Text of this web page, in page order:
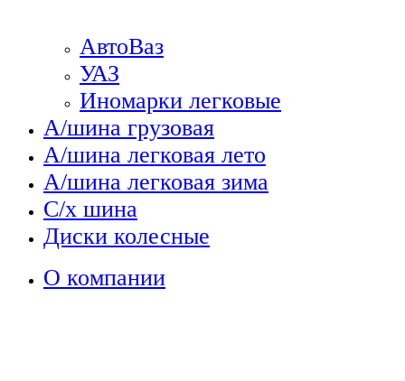
АвтоВаз
УАЗ
Иномарки легковые
А/шина грузовая
А/шина легковая лето
А/шина легковая зима
С/х шина
Диски колесные
О компании